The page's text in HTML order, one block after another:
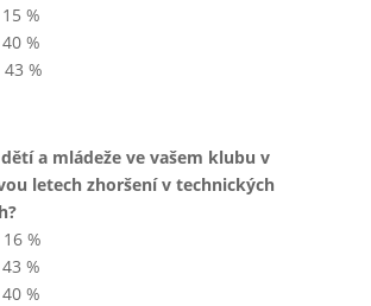
%
%
%
a mládeže ve vašem klubu v
letech zhoršení v technických
%
%
%